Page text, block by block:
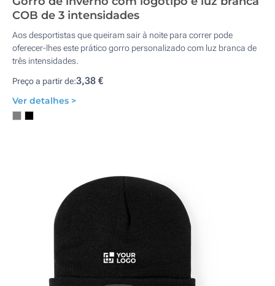
COB de 3 intensidades
Aos desportistas que queiram sair à noite para correr pode
oferecer-lhes este prático gorro personalizado com luz branca de
três intensidades.
Preço a partir de:3,38 €
Ver detalhes >